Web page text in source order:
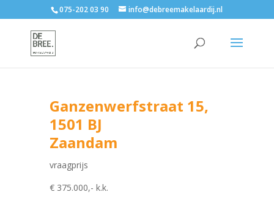
075-202 03 90 info@debreemakelaardij.nl
Ganzenwerfstraat 15,
1501 BJ
Zaandam
vraagprijs
€ 375.000,- k.k.